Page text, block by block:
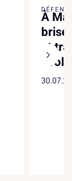
À
brise
et